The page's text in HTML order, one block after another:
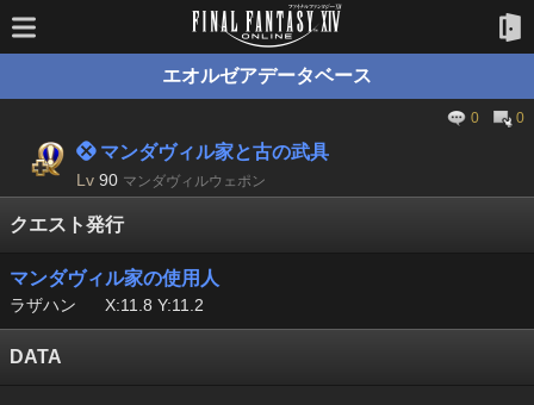
エオルゼアデータベース
0 0
 マンダヴィル家と古の武具
Lv 90 マンダヴィルウェポン
クエスト発行
マンダヴィル家の使用人
ラザハン X:11.8 Y:11.2
DATA